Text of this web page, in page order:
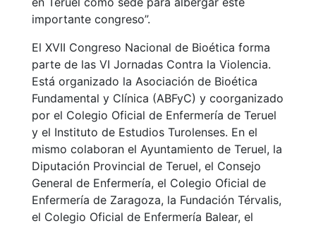
importante congreso”.
El XVII Congreso Nacional de Bioética forma
parte de las VI Jornadas Contra la Violencia.
Está organizado la Asociación de Bioética
Fundamental y Clínica (ABFyC) y coorganizado
por el Colegio Oficial de Enfermería de Teruel
y el Instituto de Estudios Turolenses. En el
mismo colaboran el Ayuntamiento de Teruel, la
Diputación Provincial de Teruel, el Consejo
General de Enfermería, el Colegio Oficial de
Enfermería de Zaragoza, la Fundación Térvalis,
el Colegio Oficial de Enfermería Balear, el